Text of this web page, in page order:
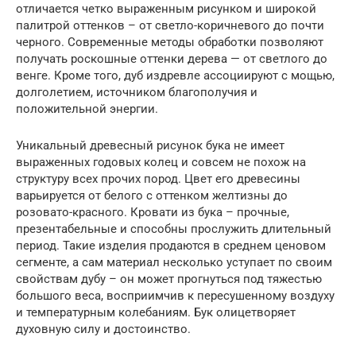
отличается четко выраженным рисунком и широкой
палитрой оттенков – от светло-коричневого до почти
черного. Современные методы обработки позволяют
получать роскошные оттенки дерева — от светлого до
венге. Кроме того, дуб издревле ассоциируют с мощью,
долголетием, источником благополучия и
положительной энергии.
Уникальный древесный рисунок бука не имеет
выраженных годовых колец и совсем не похож на
структуру всех прочих пород. Цвет его древесины
варьируется от белого с оттенком желтизны до
розовато-красного. Кровати из бука – прочные,
презентабельные и способны прослужить длительный
период. Такие изделия продаются в среднем ценовом
сегменте, а сам материал несколько уступает по своим
свойствам дубу – он может прогнуться под тяжестью
большого веса, восприимчив к пересушенному воздуху
и температурным колебаниям. Бук олицетворяет
духовную силу и достоинство.